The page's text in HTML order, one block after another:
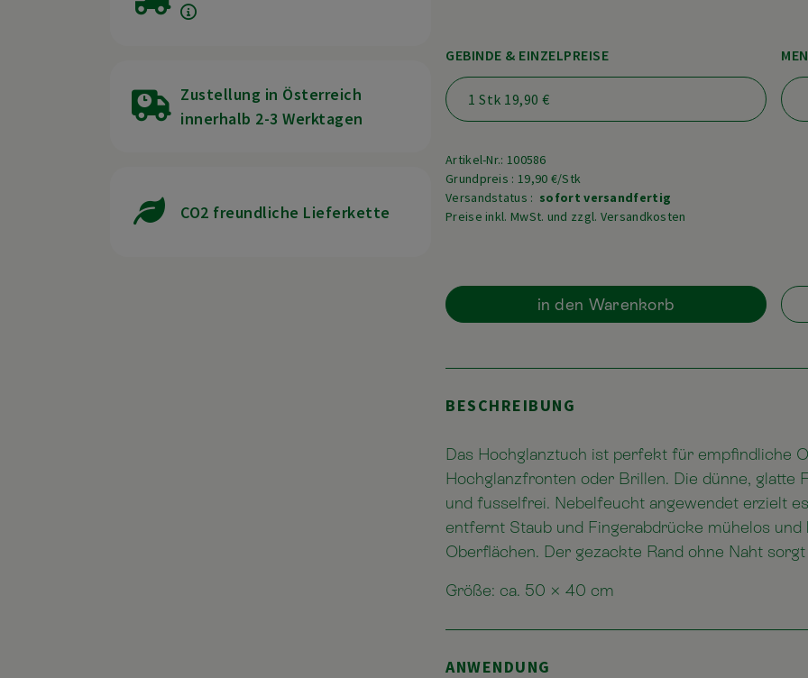
Zustellung in Österreich
innerhalb 2-3 Werktagen
CO2 freundliche Lieferkette
GEBINDE & EINZELPREISE
Artikel-Nr.: 100586
Grundpreis : 19,90 €/Stk
Versandstatus : sofort versandfertig
Preise inkl. MwSt. und zzgl. Versandkosten
in den Warenkorb
BESCHREIBUNG
Das Hochglanztuch ist perfekt für empfindliche
Hochglanzfronten oder Brillen. Die dünne, glatte
und fusselfrei. Nebelfeucht angewendet erzielt
entfernt Staub und Fingerabdrücke mühelos
Oberflächen. Der gezackte Rand ohne Naht
Größe: ca. 50 × 40 cm
ANWENDUNG